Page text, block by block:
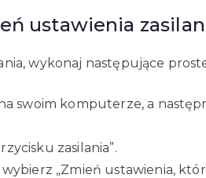
ustawienia
wykonaj następujące
swoim komputerze, a
zasilania”.
„Zmień ustawienia,